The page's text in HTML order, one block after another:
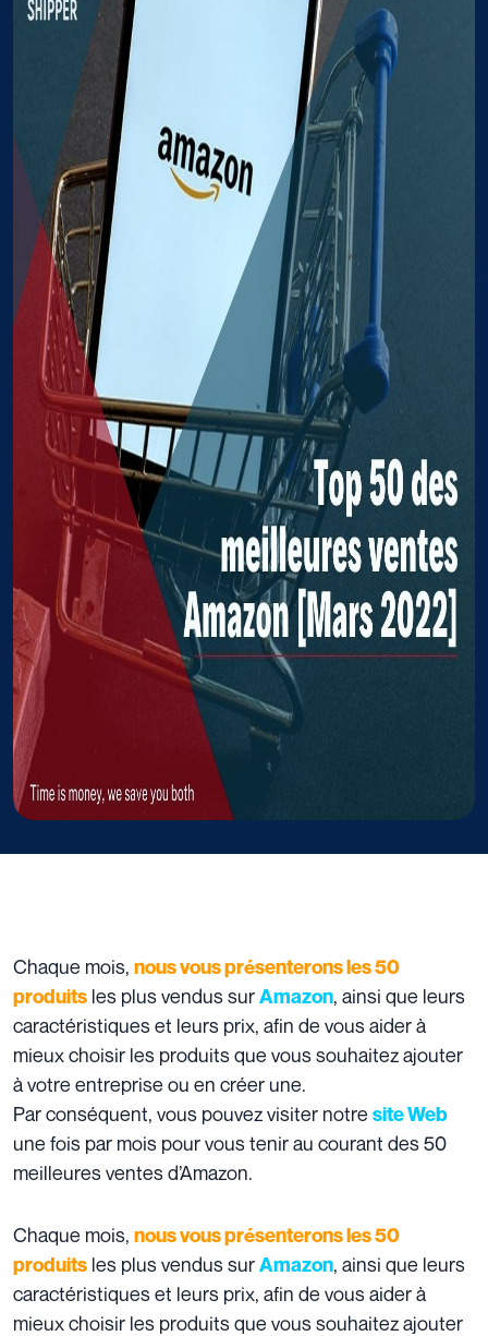
Chaque mois, nous vous présenterons les 50
produits les plus vendus surAmazon, ainsi que leurs
caractéristiques et leurs prix, afin de vous aider à
mieux choisir les produits que vous souhaitez ajouter
à votre entreprise ou en créer une.
Par conséquent, vous pouvez visiter notre site Web
une fois par mois pour vous tenir au courant des 50
meilleures ventes d’Amazon.
Chaque mois, nous vous présenterons les 50
produits les plus vendus surAmazon, ainsi que leurs
caractéristiques et leurs prix, afin de vous aider à
mieux choisir les produits que vous souhaitez ajouter